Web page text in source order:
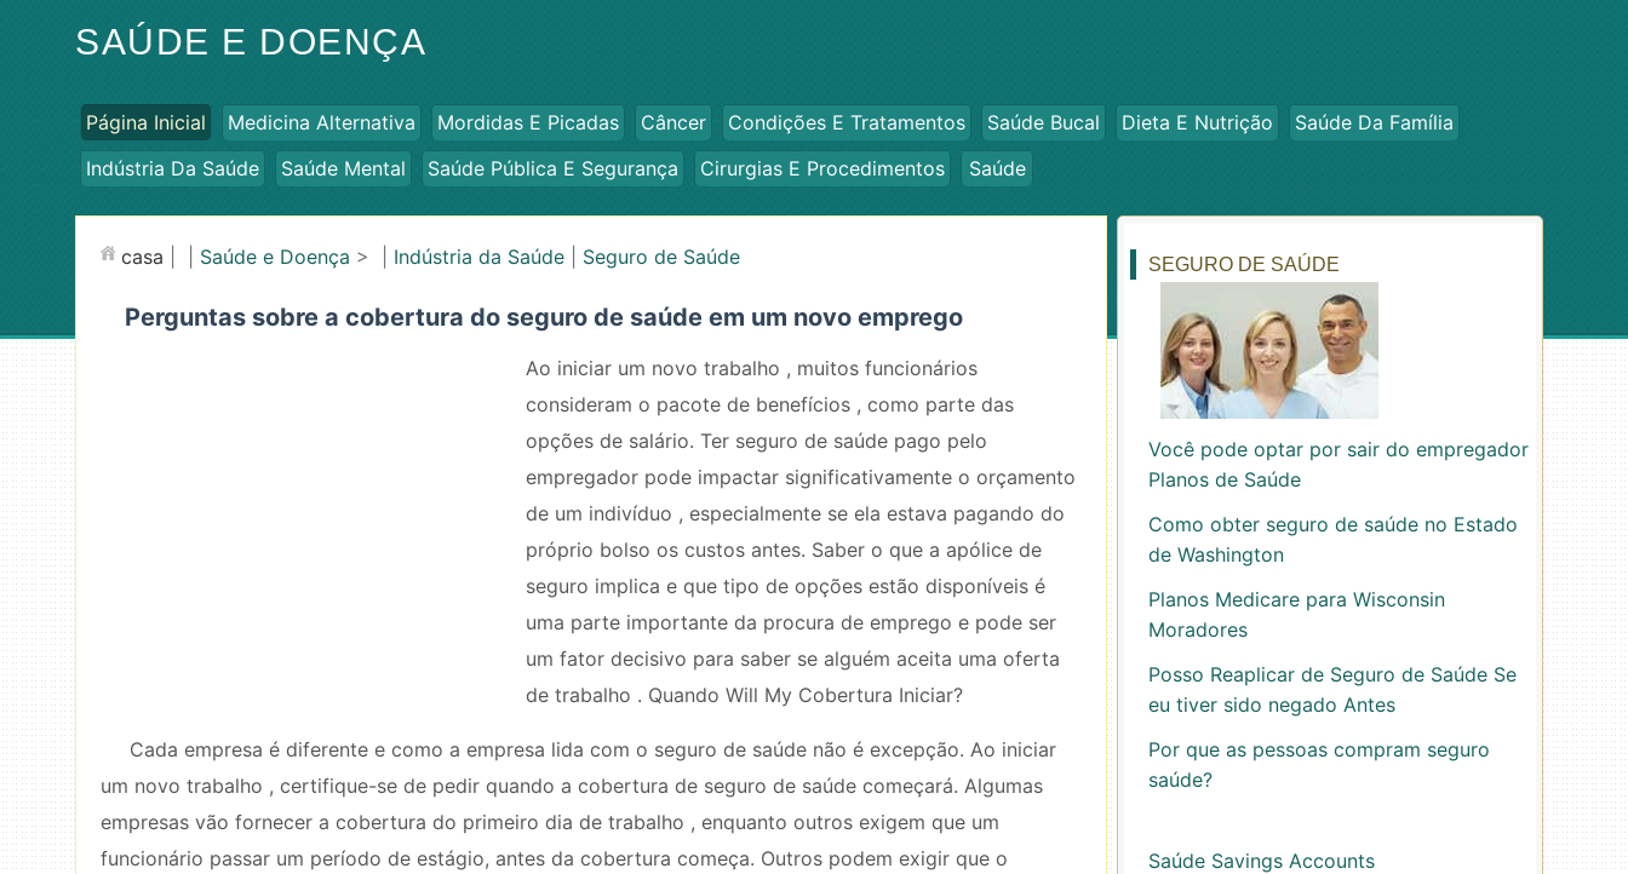
SAÚDE E DOENÇA
Página Inicial Medicina Alternativa Mordidas E Picadas Câncer Condições E Tratamentos Saúde Bucal Dieta E Nutrição
Saúde Da Família
Indústria Da Saúde
Saúde Mental Saúde Pública E Segurança Cirurgias E Procedimentos Saúde
casa Saúde e Doença > | Indústria da Saúde Seguro de Saúde
Perguntas sobre a cobertura do seguro de saúde em um novo emprego
Ao iniciar um novo trabalho , muitos funcionários
consideram o pacote de benefícios , como parte das
opções de salário. Ter seguro de saúde pago pelo
empregador pode impactar significativamente o orçamento
de um indivíduo , especialmente se ela estava pagando do
próprio bolso os custos antes. Saber o que a apólice de
seguro implica e que tipo de opções estão disponíveis é
uma parte importante da procura de emprego e pode ser
um fator decisivo para saber se alguém aceita uma oferta
de trabalho . Quando Will My Cobertura Iniciar?
Cada empresa é diferente e como a empresa lida com o seguro de saúde não é excepção. Ao iniciar
um novo trabalho , certifique-se de pedir quando a cobertura de seguro de saúde começará. Algumas
empresas vão fornecer a cobertura do primeiro dia de trabalho , enquanto outros exigem que um
funcionário passar um período de estágio, antes da cobertura começa. Outros podem exigir que o
SEGURO DE SAÚDE
Você pode optar por sair do empregador
Planos de Saúde
Como obter seguro de saúde no Estado
de Washington
Planos Medicare para Wisconsin
Moradores
Posso Reaplicar de Seguro de Saúde Se
eu tiver sido negado Antes
Por que as pessoas compram seguro
saúde?
Saúde Savings Accounts